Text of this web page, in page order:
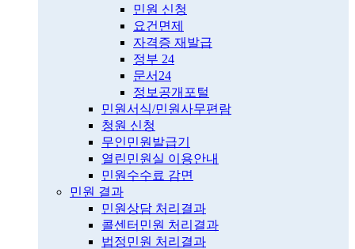
민원 신청
요건면제
자격증 재발급
정부 24
문서24
정보공개포털
민원서식/민원사무편람
청원 신청
무인민원발급기
열린민원실 이용안내
민원수수료 감면
민원 결과
민원상담 처리결과
콜센터민원 처리결과
법정민원 처리결과